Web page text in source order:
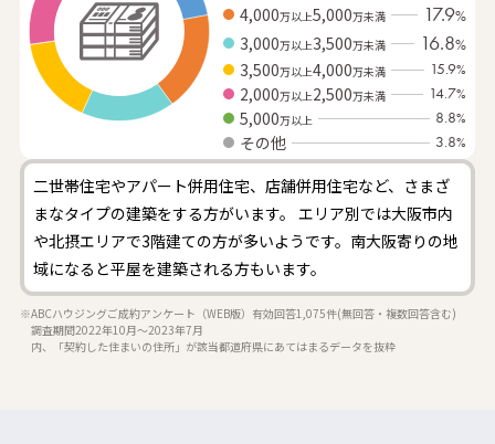
4,000万以上5,000万未満 17.9%
3,000万以上3,500万未満 16.8%
3,500万以上4,000万未満 15.9%
2,000万以上2,500万未満 14.7%
5,000万以上 8.8%
その他 3.8%
二世帯住宅やアパート併用住宅、店舗併用住宅など、さまざ
まなタイプの建築をする方がいます。 エリア別では大阪市内
や北摂エリアで3階建ての方が多いようです。南大阪寄りの地
域になると平屋を建築される方もいます。
※ABCハウジングご成約アンケート（WEB版）有効回答1,075件(無回答・複数回答含む)
調査期間2022年10月～2023年7月
内、「契約した住まいの住所」が該当都道府県にあてはまるデータを抜粋